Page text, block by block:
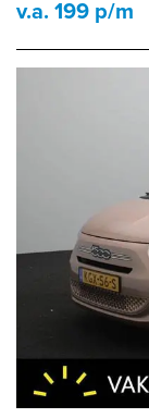
v.a. 199 p/m